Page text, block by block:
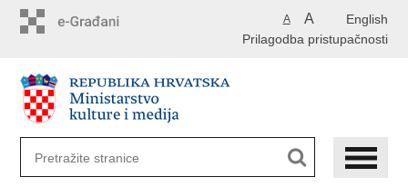
English
A A
Prilagodba pristupačnosti